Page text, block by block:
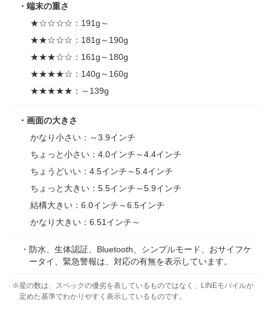
端末の重さ
★☆☆☆☆：191g～
★★☆☆☆：181g～190g
★★★☆☆：161g～180g
★★★★☆：140g～160g
★★★★★：～139g
画面の大きさ
かなり小さい：～3.9インチ
ちょっと小さい：4.0インチ～4.4インチ
ちょうどいい：4.5インチ～5.4インチ
ちょっと大きい：5.5インチ～5.9インチ
結構大きい：6.0インチ～6.5インチ
かなり大きい：6.51インチ～
防水、生体認証、Bluetooth、シンプルモード、おサイフケ
ータイ、緊急警報は、対応の有無を表示しています。
星の数は、スペックの優劣を表しているものではなく、LINEモバイルが
定めた基準でわかりやすく表示しているものです。